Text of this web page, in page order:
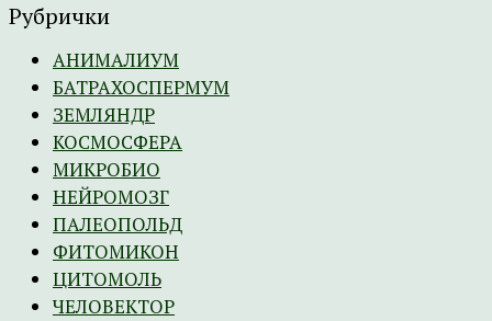
Рубрички
АНИМАЛИУМ
БАТРАХОСПЕРМУМ
ЗЕМЛЯНДР
КОСМОСФЕРА
МИКРОБИО
НЕЙРОМОЗГ
ПАЛЕОПОЛЬД
ФИТОМИКОН
ЦИТОМОЛЬ
ЧЕЛОВЕКТОР